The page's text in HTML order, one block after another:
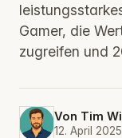
Gamer, die
zugreifen und
Von Tim
12. April 2025